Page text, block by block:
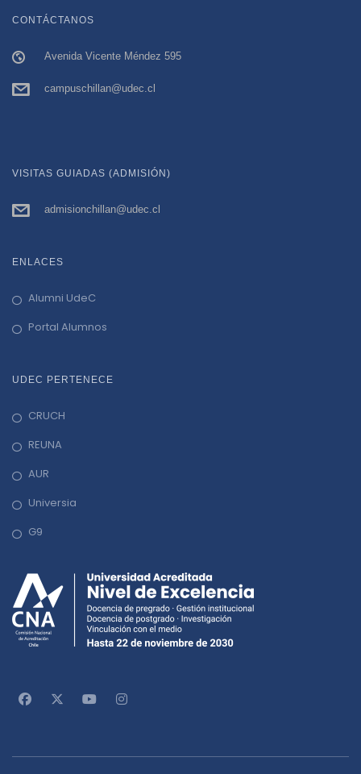
CONTÁCTANOS
Avenida Vicente Méndez 595
campuschillan@udec.cl
VISITAS GUIADAS (ADMISIÓN)
admisionchillan@udec.cl
ENLACES
Alumni UdeC
Portal Alumnos
UDEC PERTENECE
CRUCH
REUNA
AUR
Universia
G9